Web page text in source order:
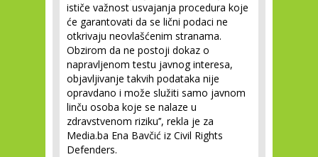
ističe važnost usvajanja procedura koje
će garantovati da se lični podaci ne
otkrivaju neovlašćenim stranama.
Obzirom da ne postoji dokaz o
napravljenom testu javnog interesa,
objavljivanje takvih podataka nije
opravdano i može služiti samo javnom
linču osoba koje se nalaze u
zdravstvenom riziku’’, rekla je za
Media.ba Ena Bavčić iz Civil Rights
Defenders.